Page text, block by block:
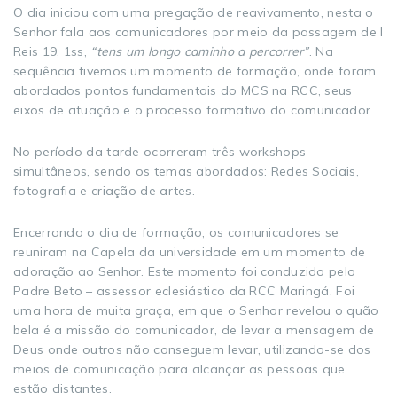
O dia iniciou com uma pregação de reavivamento, nesta o
Senhor fala aos comunicadores por meio da passagem de I
Reis 19, 1ss, “tens um longo caminho a percorrer”. Na
sequência tivemos um momento de formação, onde foram
abordados pontos fundamentais do MCS na RCC, seus
eixos de atuação e o processo formativo do comunicador.
No período da tarde ocorreram três workshops
simultâneos, sendo os temas abordados: Redes Sociais,
fotografia e criação de artes.
Encerrando o dia de formação, os comunicadores se
reuniram na Capela da universidade em um momento de
adoração ao Senhor. Este momento foi conduzido pelo
Padre Beto – assessor eclesiástico da RCC Maringá. Foi
uma hora de muita graça, em que o Senhor revelou o quão
bela é a missão do comunicador, de levar a mensagem de
Deus onde outros não conseguem levar, utilizando-se dos
meios de comunicação para alcançar as pessoas que
estão distantes.